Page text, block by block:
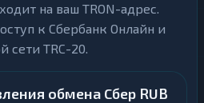
на ваш TRON-адрес.
к Сбербанк Онлайн и
сети TRC-20.
обмена Сбер RUB